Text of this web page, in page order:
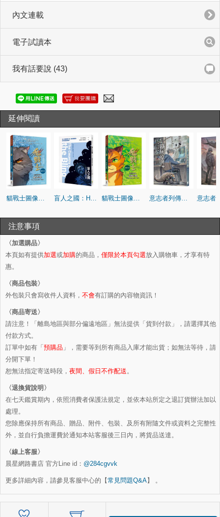
內文連載
電子試讀本
我有話要說 (43)
延伸閱讀
注意事項
〈加選購品〉
本頁如有提供加選或加購的商品， 僅限於本頁勾選放入購物車，才享有特
惠。
〈商品包裝〉
外包裝只會寫收件人資料， 不會有訂購的內容物資訊！
〈商品寄送〉
請注意！「離島地區與部分偏遠地區」無法提供「貨到付款」，請選擇其他
付款方式。
訂單中如有「 預購品 」，需要等到所有商品入庫才能出貨；如無法等待，請
分開下單！
恕無法指定寄送時段， 夜間、假日不作配送 。
〈退換貨說明〉
在七天鑑賞期內，依照消費者保護法規定，並依本站所定之退訂貨辦法加以
處理。
您除應保持所有商品、贈品、附件、包裝、及所有附隨文件或資料之完整性
外，並自行負擔運費於通知本站客服後三日內，將貨品送達。
〈線上客服〉
晨星網路書店 官方Line id： @284cgvvk
更多詳細內容，請參見客服中心的【常見問題Q&A】 。